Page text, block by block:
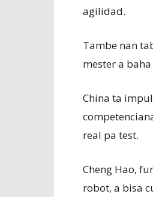
agilidad.
Tambe nan
mester a
China ta
real pa test.
Cheng Hao,
robot, a bisa